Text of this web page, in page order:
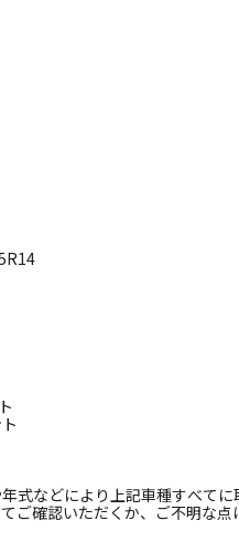
式などにより上記車種すべてに
ご確認いただくか、ご不明な点